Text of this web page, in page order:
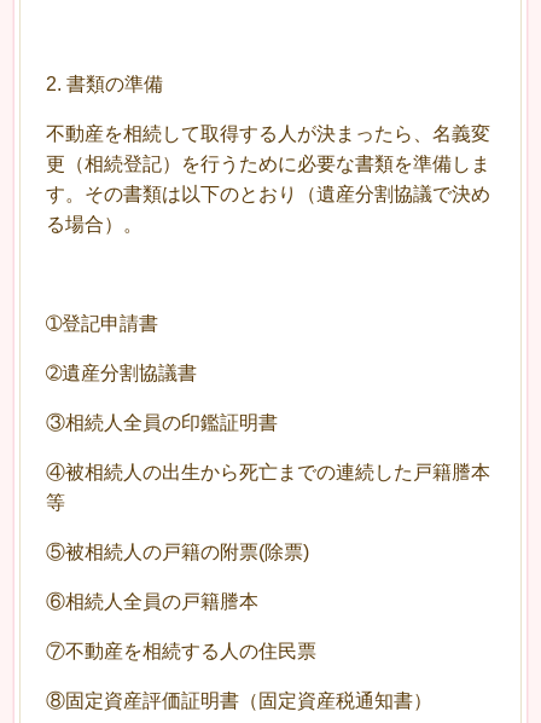
2. 書類の準備
不動産を相続して取得する人が決まったら、名義変
更（相続登記）を行うために必要な書類を準備しま
す。その書類は以下のとおり（遺産分割協議で決め
る場合）。
➀登記申請書
➁遺産分割協議書
③相続人全員の印鑑証明書
④被相続人の出生から死亡までの連続した戸籍謄本
等
⑤被相続人の戸籍の附票(除票)
⑥相続人全員の戸籍謄本
⑦不動産を相続する人の住民票
⑧固定資産評価証明書（固定資産税通知書）